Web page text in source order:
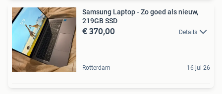
Samsung Laptop - Zo goed als nieuw,
219GB SSD
€ 370,00 Details
Rotterdam 16 jul 26